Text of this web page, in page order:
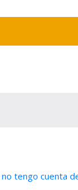
no tengo cuenta